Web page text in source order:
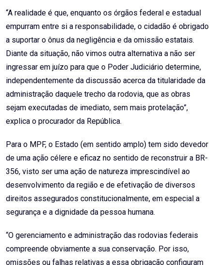
“A realidade é que, enquanto os órgãos federal e estadual
empurram entre si a responsabilidade, o cidadão é obrigado
a suportar o ônus da negligência e da omissão estatais.
Diante da situação, não vimos outra alternativa a não ser
ingressar em juízo para que o Poder Judiciário determine,
independentemente da discussão acerca da titularidade da
administração daquele trecho da rodovia, que as obras
sejam executadas de imediato, sem mais protelação”,
explica o procurador da República.
Para o MPF, o Estado (em sentido amplo) tem sido devedor
de uma ação célere e eficaz no sentido de reconstruir a BR-
356, visto ser uma ação de natureza imprescindível ao
desenvolvimento da região e de efetivação de diversos
direitos assegurados constitucionalmente, em especial a
segurança e a dignidade da pessoa humana.
“O gerenciamento e administração das rodovias federais
compreende obviamente a sua conservação. Por isso,
omissões ou falhas relativas a essa obrigação configuram